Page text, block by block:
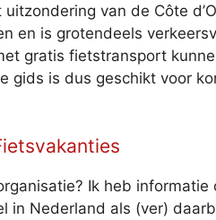
van de Côte
en is grotendeels
gratis fietstransport
gids is dus geschikt voor
Ik heb informatie
in Nederland als (ver)